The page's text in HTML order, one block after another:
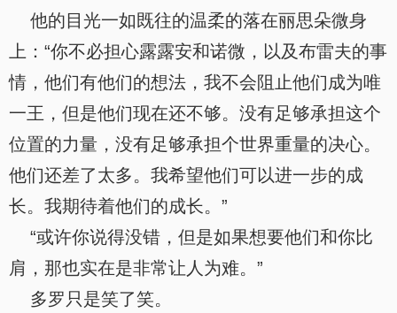
他的目光一如既往的温柔的落在丽思朵微身
上：“你不必担心露露安和诺微，以及布雷夫的事
情，他们有他们的想法，我不会阻止他们成为唯
一王，但是他们现在还不够。没有足够承担这个
位置的力量，没有足够承担个世界重量的决心。
他们还差了太多。我希望他们可以进一步的成
长。我期待着他们的成长。”
“或许你说得没错，但是如果想要他们和你比
肩，那也实在是非常让人为难。”
多罗只是笑了笑。